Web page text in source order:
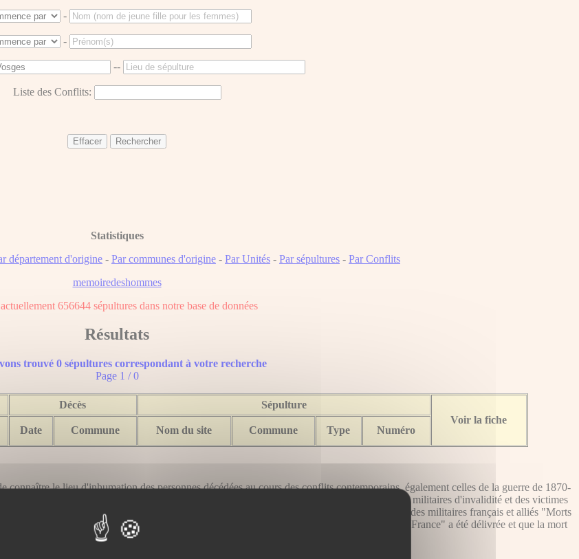
-
-
--
Liste des Conflits:
Statistiques
département d'origine - Par communes d'origine - Par Unités - Par sépultures - Par Conflits
memoiredeshommes
656644 sépultures dans notre base de données
Résultats
trouvé 0 sépultures correspondant à votre recherche
Page 1 / 0
Décès
Sépulture
Voir la fiche
Date Commune Nom du site Commune Type Numéro
le lieu d'inhumation des personnes décédées au cours des conflits contemporains, également celles de la guerre de 1870-
carrés militaires communaux entretenus par le ministère des armées. Le Code des pensions militaires d'invalidité et des victimes
être inhumées dans une sépulture entretenue à perpétuité par l'État. Il s'agit essentiellement : des militaires français et alliés "Morts
; des civils décédés durant la Seconde Guerre mondiale, lorsque la mention "Mort pour la France" a été délivrée et que la mort
d'un acte accompli volontairement pour lutter contre l'ennemi (art. L. 513).